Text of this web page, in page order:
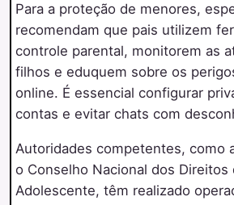
Para a proteção de menores,
recomendam que pais utilizem
controle parental, monitorem as
filhos e eduquem sobre os
online. É essencial configurar
contas e evitar chats com
Autoridades competentes, como
o Conselho Nacional dos Direitos
Adolescente, têm realizado